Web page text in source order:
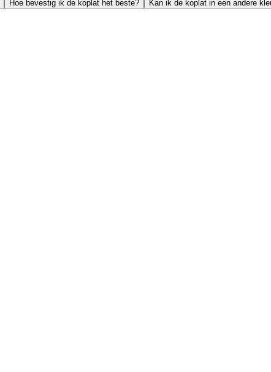
Hoe bevestig ik de koplat het beste? Kan ik de koplat in een andere